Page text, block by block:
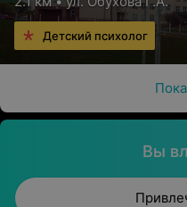
Детский психолог
Вы